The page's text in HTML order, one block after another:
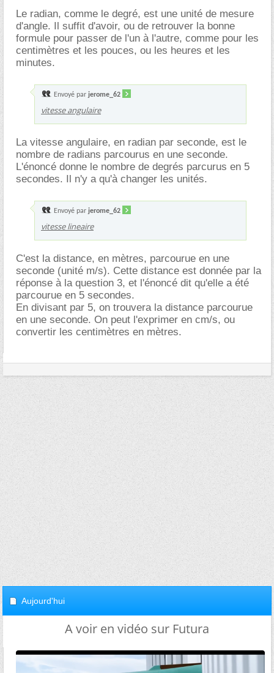
Le radian, comme le degré, est une unité de mesure
d'angle. Il suffit d'avoir, ou de retrouver la bonne
formule pour passer de l'un à l'autre, comme pour les
centimètres et les pouces, ou les heures et les
minutes.
Envoyé par jerome_62
vitesse angulaire
La vitesse angulaire, en radian par seconde, est le
nombre de radians parcourus en une seconde.
L'énoncé donne le nombre de degrés parcurus en 5
secondes. Il n'y a qu'à changer les unités.
Envoyé par jerome_62
vitesse lineaire
C'est la distance, en mètres, parcourue en une
seconde (unité m/s). Cette distance est donnée par la
réponse à la question 3, et l'énoncé dit qu'elle a été
parcourue en 5 secondes.
En divisant par 5, on trouvera la distance parcourue
en une seconde. On peut l'exprimer en cm/s, ou
convertir les centimètres en mètres.
Aujourd'hui
A voir en vidéo sur Futura